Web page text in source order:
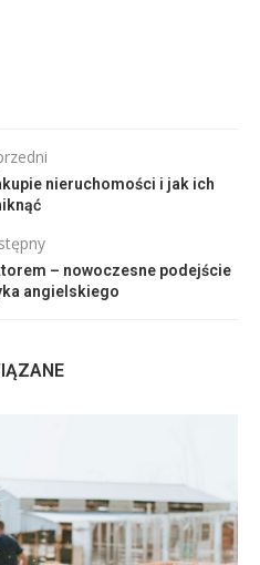
nieruchomości i jak ich
– nowoczesne podejście
angielskiego